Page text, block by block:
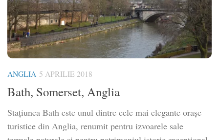
ANGLIA 5 APRILIE 2018
Bath, Somerset, Anglia
Stațiunea Bath este unul dintre cele mai elegante orașe
turistice din Anglia, renumit pentru izvoarele sale